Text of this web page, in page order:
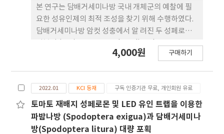
models provided estimates for the optimal
developmental temperatures for the total
period: 35.3°C for the Briere 1 model, 35.4°C
for the Briere 2 model, 34.5°C for the Lactin 1
model, 33.8°C for the Lactin 2 model, 35.3°C
developmental completion distribution was
effectively described by a 3-parameter
Weibull function, achieving a goodness of fit
(R 2) of 0.81. Adult longevity was longest at
본 연구는 담배거세미나방 국내 개체군의 예찰에 필
요한 성유인제의 최적 조성을 찾기 위해 수행하였다.
담배거세미나방 암컷 성충에서 알 려진 두 성페로몬
(Z,E)-9,12-tetradecadienyl acetate를 5.5 ~
용하여 콩과 땅콩포장에서 수컷 성충에 대한 유인력
을 비교한 결과, 두 성 분의 19:1 비율이 가장 적절한
유인 조성으로 결정하였다. 그러나 Z9E11-14:Ac 단
독 성분 미끼에는 수컷 성충이 거의 유인되지 않았다.
4,000원 구매하기
2022.01 KCI 등재 구독 인증기관 무료, 개인회원 유료
토마토 재배지 성페로몬 및 LED 유인 트랩을 이용한
파밤나방 (Spodoptera exigua)과 담배거세미나
방(Spodoptera litura) 대량 포획